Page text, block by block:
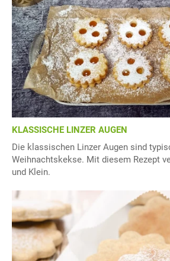
KLASSISCHE LINZER AUGEN
Die klassischen Linzer Augen sind
Weihnachtskekse. Mit diesem Rezept
und Klein.